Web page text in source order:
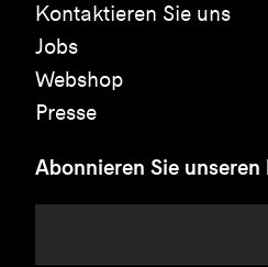
Kontaktieren Sie uns
Jobs
Webshop
Presse
Abonnieren Sie